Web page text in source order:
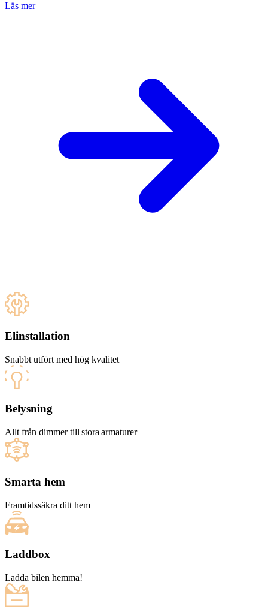
Läs mer
Elinstallation
Snabbt utfört med hög kvalitet
Belysning
Allt från dimmer till stora armaturer
Smarta hem
Framtidssäkra ditt hem
Laddbox
Ladda bilen hemma!